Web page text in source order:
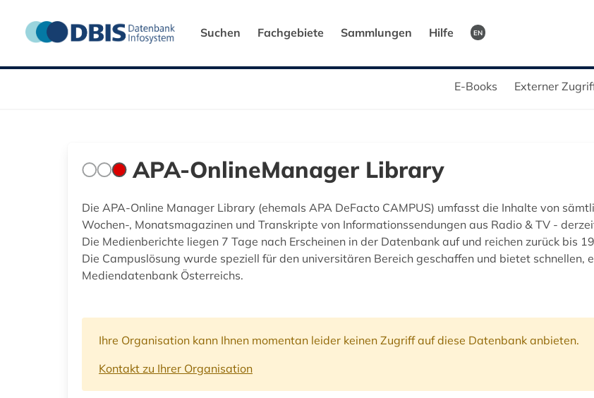
Suchen Fachgebiete Sammlungen Hilfe EN
E-Books Externer
APA-OnlineManager Library
Die APA-Online Manager Library (ehemals APA DeFacto CAMPUS) umfasst die Inhalte von
Wochen-, Monatsmagazinen und Transkripte von Informationssendungen aus Radio & TV -
Die Medienberichte liegen 7 Tage nach Erscheinen in der Datenbank auf und reichen zurück bis
Die Campuslösung wurde speziell für den universitären Bereich geschaffen und bietet
Mediendatenbank Österreichs.
Ihre Organisation kann Ihnen momentan leider keinen Zugriff auf diese Datenbank anbieten.
Kontakt zu Ihrer Organisation